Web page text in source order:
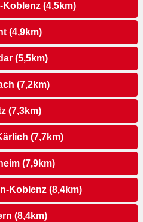
Koblenz (4,5km)
(4,9km)
(5,5km)
(7,2km)
(7,3km)
(7,7km)
(7,9km)
Koblenz (8,4km)
(8,4km)